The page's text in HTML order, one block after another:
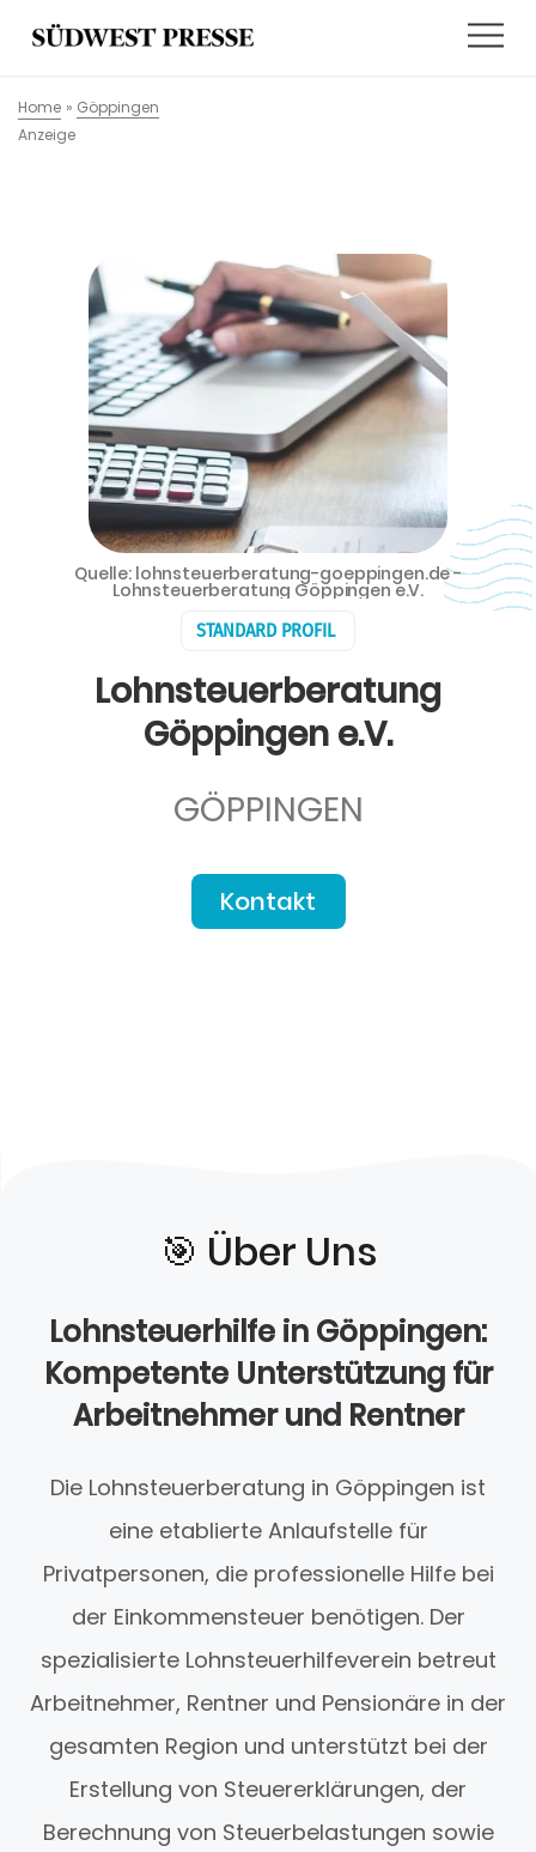
Home » Göppingen
Anzeige
STANDARD PROFIL
Lohnsteuerberatung
Göppingen e.V.
GÖPPINGEN
Kontakt
Quelle: lohnsteuerberatung-goeppingen.de -
Lohnsteuerberatung Göppingen e.V.
🎯️ Über Uns
Lohnsteuerhilfe in Göppingen:
Kompetente Unterstützung für
Arbeitnehmer und Rentner
Die Lohnsteuerberatung in Göppingen ist
eine etablierte Anlaufstelle für
Privatpersonen, die professionelle Hilfe bei
der Einkommensteuer benötigen. Der
spezialisierte Lohnsteuerhilfeverein betreut
Arbeitnehmer, Rentner und Pensionäre in der
gesamten Region und unterstützt bei der
Erstellung von Steuererklärungen, der
Berechnung von Steuerbelastungen sowie